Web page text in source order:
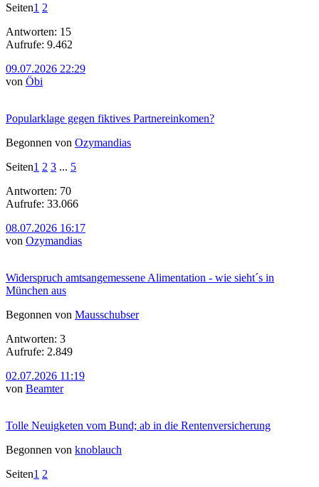
Seiten1 2
Antworten: 15
Aufrufe: 9.462
09.07.2026 22:29
von Öbi
Popularklage gegen fiktives Partnereinkomen?
Begonnen von Ozymandias
Seiten1 2 3 ... 5
Antworten: 70
Aufrufe: 33.066
08.07.2026 16:17
von Ozymandias
Widerspruch amtsangemessene Alimentation - wie sieht´s in
München aus
Begonnen von Mausschubser
Antworten: 3
Aufrufe: 2.849
02.07.2026 11:19
von Beamter
Tolle Neuigketen vom Bund; ab in die Rentenversicherung
Begonnen von knoblauch
Seiten1 2